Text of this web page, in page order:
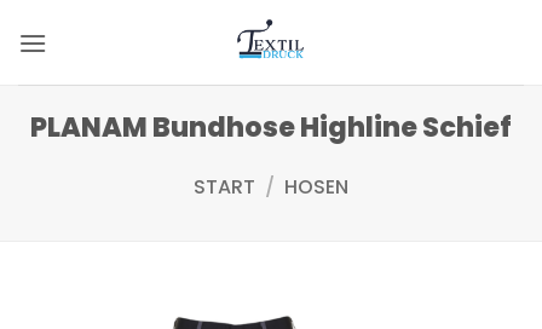
Inhalt
PLANAM Bundhose Highline Schief
START / HOSEN